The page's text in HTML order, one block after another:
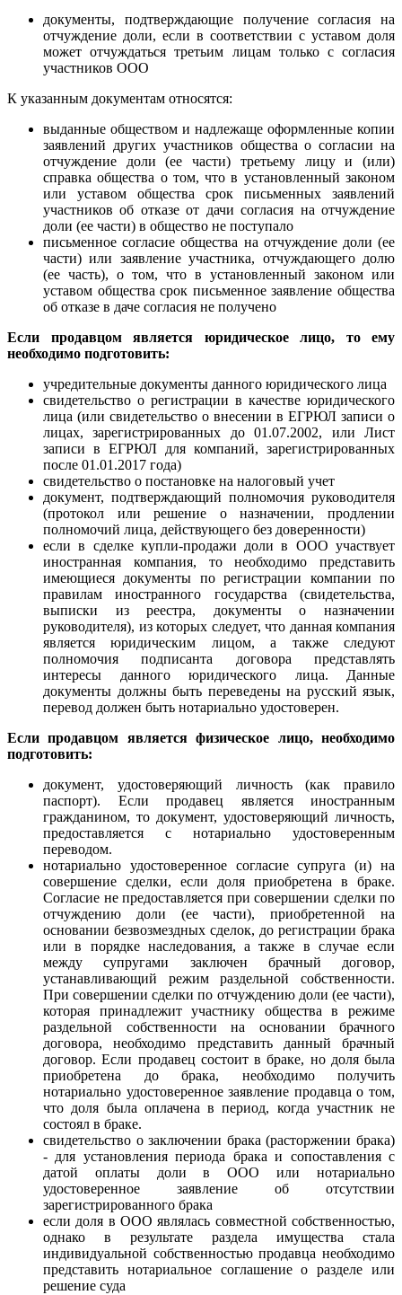
документы, подтверждающие получение согласия на
отчуждение доли, если в соответствии с уставом доля
может отчуждаться третьим лицам только с согласия
участников ООО
К указанным документам относятся:
выданные обществом и надлежаще оформленные копии
заявлений других участников общества о согласии на
отчуждение доли (ее части) третьему лицу и (или)
справка общества о том, что в установленный законом
или уставом общества срок письменных заявлений
участников об отказе от дачи согласия на отчуждение
доли (ее части) в общество не поступало
письменное согласие общества на отчуждение доли (ее
части) или заявление участника, отчуждающего долю
(ее часть), о том, что в установленный законом или
уставом общества срок письменное заявление общества
об отказе в даче согласия не получено
Если продавцом является юридическое лицо, то ему
необходимо подготовить:
учредительные документы данного юридического лица
свидетельство о регистрации в качестве юридического
лица (или свидетельство о внесении в ЕГРЮЛ записи о
лицах, зарегистрированных до 01.07.2002, или Лист
записи в ЕГРЮЛ для компаний, зарегистрированных
после 01.01.2017 года)
свидетельство о постановке на налоговый учет
документ, подтверждающий полномочия руководителя
(протокол или решение о назначении, продлении
полномочий лица, действующего без доверенности)
если в сделке купли-продажи доли в ООО участвует
иностранная компания, то необходимо представить
имеющиеся документы по регистрации компании по
правилам иностранного государства (свидетельства,
выписки из реестра, документы о назначении
руководителя), из которых следует, что данная компания
является юридическим лицом, а также следуют
полномочия подписанта договора представлять
интересы данного юридического лица. Данные
документы должны быть переведены на русский язык,
перевод должен быть нотариально удостоверен.
Если продавцом является физическое лицо, необходимо
подготовить:
документ, удостоверяющий личность (как правило
паспорт). Если продавец является иностранным
гражданином, то документ, удостоверяющий личность,
предоставляется с нотариально удостоверенным
переводом.
нотариально удостоверенное согласие супруга (и) на
совершение сделки, если доля приобретена в браке.
Согласие не предоставляется при совершении сделки по
отчуждению доли (ее части), приобретенной на
основании безвозмездных сделок, до регистрации брака
или в порядке наследования, а также в случае если
между супругами заключен брачный договор,
устанавливающий режим раздельной собственности.
При совершении сделки по отчуждению доли (ее части),
которая принадлежит участнику общества в режиме
раздельной собственности на основании брачного
договора, необходимо представить данный брачный
договор. Если продавец состоит в браке, но доля была
приобретена до брака, необходимо получить
нотариально удостоверенное заявление продавца о том,
что доля была оплачена в период, когда участник не
состоял в браке.
свидетельство о заключении брака (расторжении брака)
- для установления периода брака и сопоставления с
датой оплаты доли в ООО или нотариально
удостоверенное заявление об отсутствии
зарегистрированного брака
если доля в ООО являлась совместной собственностью,
однако в результате раздела имущества стала
индивидуальной собственностью продавца необходимо
представить нотариальное соглашение о разделе или
решение суда